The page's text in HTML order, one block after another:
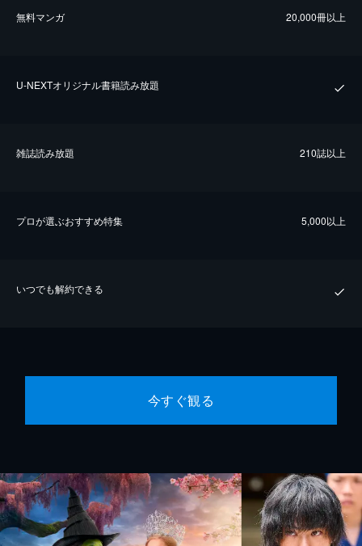
無料マンガ 20,000冊以上
U-NEXTオリジナル書籍読み放題
雑誌読み放題 210誌以上
プロが選ぶおすすめ特集 5,000以上
いつでも解約できる
今すぐ観る